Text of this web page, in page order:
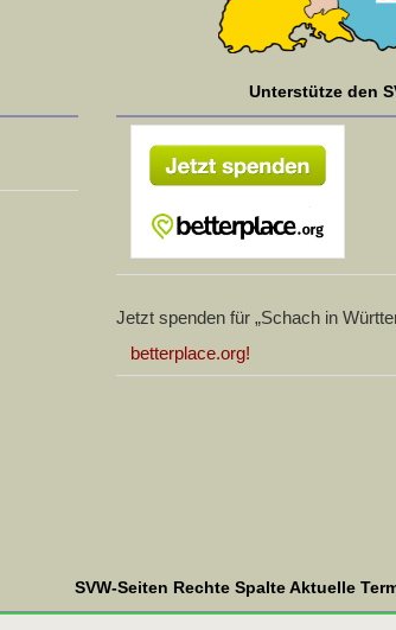
Unterstütze den
Jetzt spenden für „Schach in
betterplace.org!
SVW-Seiten Rechte Spalte Aktuelle